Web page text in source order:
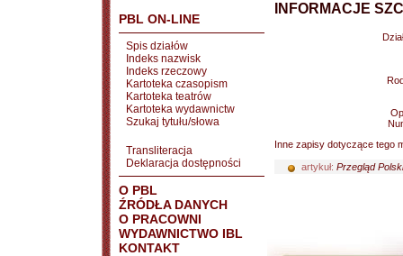
PBL ON-LINE
Spis działów
Indeks nazwisk
Indeks rzeczowy
Kartoteka czasopism
Kartoteka teatrów
Kartoteka wydawnictw
Szukaj tytułu/słowa
Transliteracja
Deklaracja dostępności
O PBL
ŹRÓDŁA DANYCH
O PRACOWNI
WYDAWNICTWO IBL
KONTAKT
INFORMACJE
Inne zapisy dotyczące tego
artykuł: Przegląd